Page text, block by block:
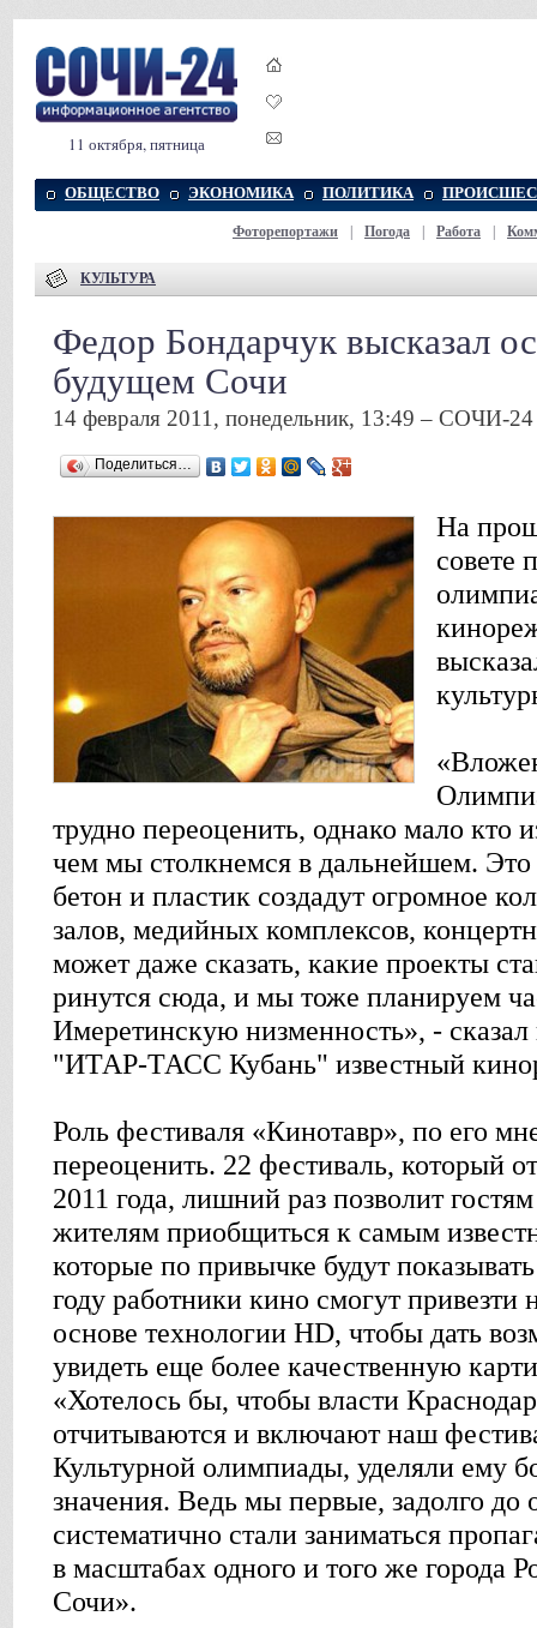
11 октября, пятница
ОБЩЕСТВО ЭКОНОМИКА ПОЛИТИКА
Фоторепортажи Погода Работа
КУЛЬТУРА
Федор Бондарчук высказал
будущем Сочи
14 февраля 2011, понедельник, 13:49 – СОЧИ-24
Поделиться…
На
совете
трудно переоценить, однако мало кто
чем мы столкнемся в дальнейшем.
бетон и пластик создадут огромное
залов, медийных комплексов,
может даже сказать, какие проекты
ринутся сюда, и мы тоже планируем
Имеретинскую низменность», -
"ИТАР-ТАСС Кубань" известный
Роль фестиваля «Кинотавр», по его
переоценить. 22 фестиваль, который
2011 года, лишний раз позволит
жителям приобщиться к самым
которые по привычке будут
году работники кино смогут привезти
основе технологии HD, чтобы дать
увидеть еще более качественную
«Хотелось бы, чтобы власти
отчитываются и включают наш
Культурной олимпиады, уделяли ему
значения. Ведь мы первые, задолго
систематично стали заниматься
в масштабах одного и того же города
Сочи».